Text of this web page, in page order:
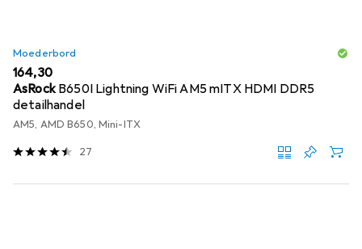
Moederbord
EUR
164,30
AsRock B650I Lightning WiFi AM5 mITX HDMI DDR5
detailhandel
AM5, AMD B650, Mini-ITX
27